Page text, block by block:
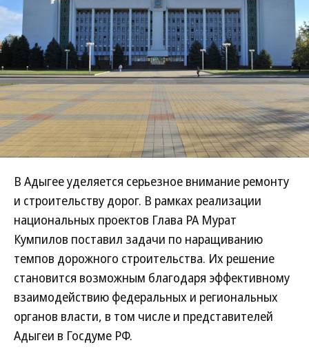
В Адыгее уделяется серьезное внимание ремонту
и строительству дорог. В рамках реализации
национальных проектов Глава РА Мурат
Кумпилов поставил задачи по наращиванию
темпов дорожного строительства. Их решение
становится возможным благодаря эффективному
взаимодействию федеральных и региональных
органов власти, в том числе и представителей
Адыгеи в Госдуме РФ.